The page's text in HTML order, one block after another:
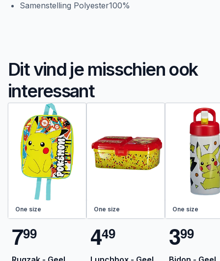
Samenstelling Polyester100%
Dit vind je misschien ook
interessant
One size
799
One size
449
One size
399